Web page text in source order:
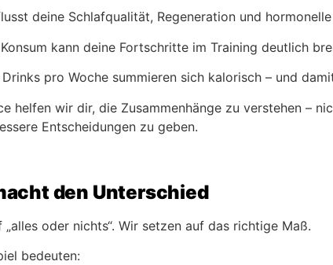
deine Schlafqualität, Regeneration und hormonelle
kann deine Fortschritte im Training deutlich
pro Woche summieren sich kalorisch – und
helfen wir dir, die Zusammenhänge zu verstehen –
Entscheidungen zu geben.
den Unterschied
oder nichts“. Wir setzen auf das richtige Maß.
bedeuten: